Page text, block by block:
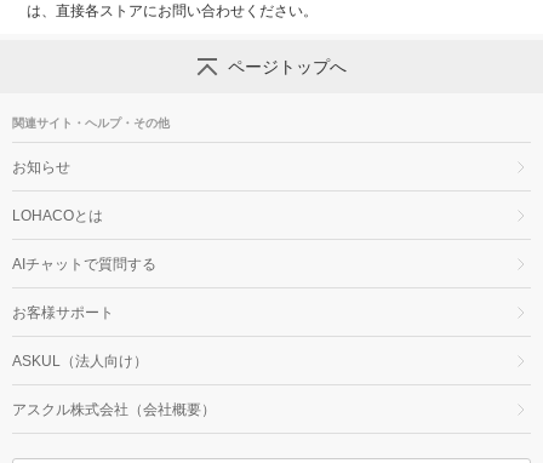
は、直接各ストアにお問い合わせください。
ページトップへ
関連サイト・ヘルプ・その他
お知らせ
LOHACOとは
AIチャットで質問する
お客様サポート
ASKUL（法人向け）
アスクル株式会社（会社概要）